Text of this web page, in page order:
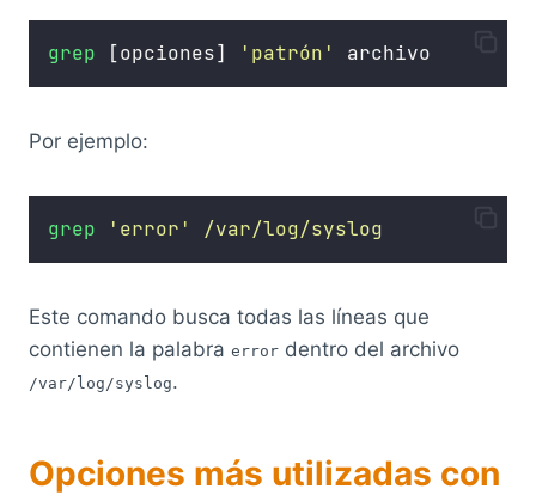
grep [opciones] ' patrón ' archivo
Por ejemplo:
grep ' error ' /var/log/syslog
Este comando busca todas las líneas que
contienen la palabra error dentro del archivo
/var/log/syslog.
Opciones más utilizadas con